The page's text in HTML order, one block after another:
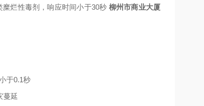
糜烂性毒剂，响应时间小于30秒 柳州市商业大厦
于0.1秒
蔓延